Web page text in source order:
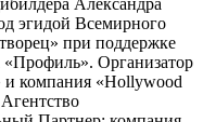
эгидой Всемирного
при поддержке
Организатор
компания «Hollywood